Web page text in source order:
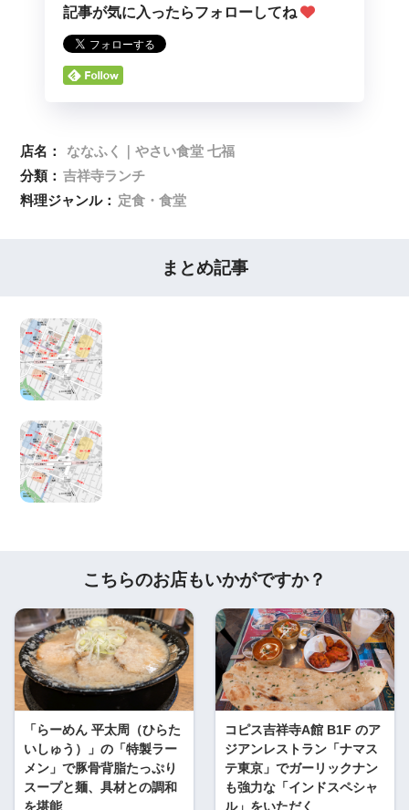
記事が気に入ったらフォローしてね
店名：
ななふく｜やさい食堂 七福
分類： 吉祥寺ランチ
料理ジャンル： 定食・食堂
まとめ記事
こちらのお店もいかがですか？
「らーめん 平太周（ひらた
いしゅう）」の「特製ラー
メン」で豚骨背脂たっぷり
スープと麺、具材との調和
を堪能
コピス吉祥寺A館 B1F のア
ジアンレストラン「ナマス
テ東京」でガーリックナン
も強力な「インドスペシャ
ル」をいただく